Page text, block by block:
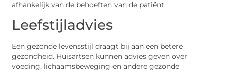
afhankelijk van de behoeften van de patiënt.
Leefstijladvies
Een gezonde levensstijl draagt bij aan een betere
gezondheid. Huisartsen kunnen advies geven over
voeding, lichaamsbeweging en andere gezonde